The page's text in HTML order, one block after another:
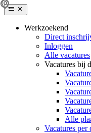
Werkzoekend
Direct
Inloggen
Alle vacatures
Vacatures bij
Alle
Vacatures per